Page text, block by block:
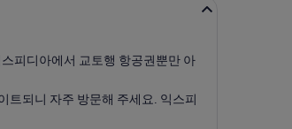
피디아에서 교토행 항공권뿐만 아
트되니 자주 방문해 주세요. 익스피